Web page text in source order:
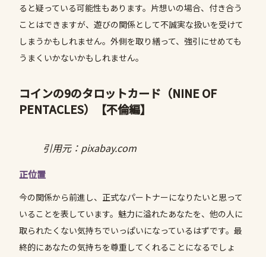
ると疑っている可能性もあります。片想いの場合、付き合う
ことはできますが、遊びの関係として不誠実な扱いを受けて
しまうかもしれません。外側を取り繕って、強引にせめても
うまくいかないかもしれません。
コインの9のタロットカード（NINE OF
PENTACLES）
【不倫編】
引用元：pixabay.com
正位置
今の関係から前進し、正式なパートナーになりたいと思って
いることを表しています。魅力に溢れたあなたを、他の人に
取られたくない気持ちでいっぱいになっているはずです。最
終的にあなたの気持ちを尊重してくれることになるでしょ